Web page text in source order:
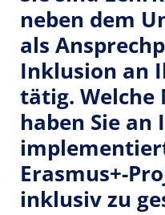
neben dem
als
Inklusion an
tätig. Welche
haben Sie an
Erasmus+-
inklusiv zu